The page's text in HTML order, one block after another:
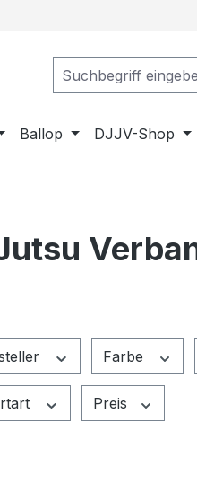
Ballop DJJV-Shop
Farbe
Preis